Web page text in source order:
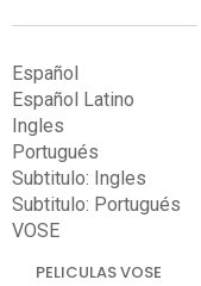
Español
Español Latino
Ingles
Portugués
Subtitulo: Ingles
Subtitulo: Portugués
VOSE
PELICULAS VOSE